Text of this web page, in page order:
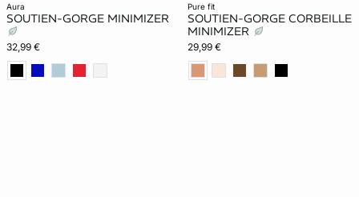
aura
SOUTIEN-GORGE MINIMIZER
32,99 €
pure fit
SOUTIEN-GORGE CORBEILLE
MINIMIZER
29,99 €
Exclu Web